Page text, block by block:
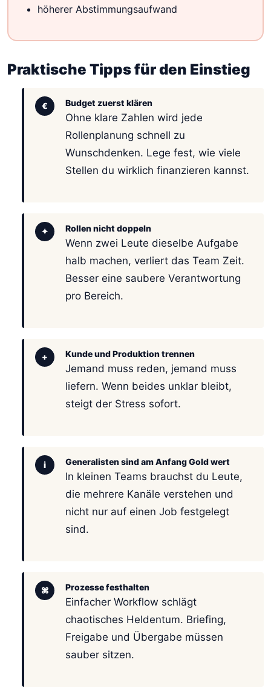
höherer Abstimmungsaufwand
Praktische Tipps für den Einstieg
€ Budget zuerst klären
Ohne klare Zahlen wird jede
Rollenplanung schnell zu
Wunschdenken. Lege fest, wie viele
Stellen du wirklich finanzieren kannst.
✦ Rollen nicht doppeln
Wenn zwei Leute dieselbe Aufgabe
halb machen, verliert das Team Zeit.
Besser eine saubere Verantwortung
pro Bereich.
+ Kunde und Produktion trennen
Jemand muss reden, jemand muss
liefern. Wenn beides unklar bleibt,
steigt der Stress sofort.
i Generalisten sind am Anfang Gold wert
In kleinen Teams brauchst du Leute,
die mehrere Kanäle verstehen und
nicht nur auf einen Job festgelegt
sind.
⌘ Prozesse festhalten
Einfacher Workflow schlägt
chaotisches Heldentum. Briefing,
Freigabe und Übergabe müssen
sauber sitzen.